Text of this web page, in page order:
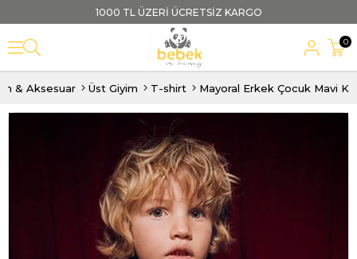
1000 TL ÜZERİ ÜCRETSİZ KARGO
0
& Aksesuar Üst Giyim T-shirt